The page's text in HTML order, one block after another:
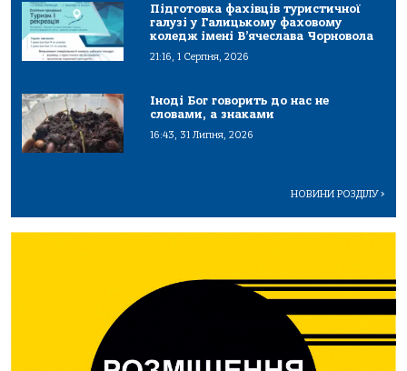
Підготовка фахівців туристичної
галузі у Галицькому фаховому
коледж імені В’ячеслава Чорновола
21:16, 1 Серпня, 2026
Іноді Бог говорить до нас не
словами, а знаками
16:43, 31 Липня, 2026
НОВИНИ РОЗДІЛУ>